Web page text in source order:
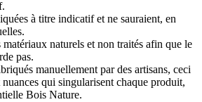
à titre indicatif et ne sauraient, en
naturels et non traités afin que le
pas.
manuellement par des artisans, ceci
qui singularisent chaque produit,
Bois Nature.